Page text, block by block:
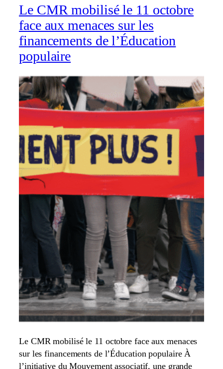
Le CMR mobilisé le 11 octobre
face aux menaces sur les
financements de l’Éducation
populaire
Le CMR mobilisé le 11 octobre face aux menaces
sur les financements de l’Éducation populaire À
l’initiative du Mouvement associatif, une grande